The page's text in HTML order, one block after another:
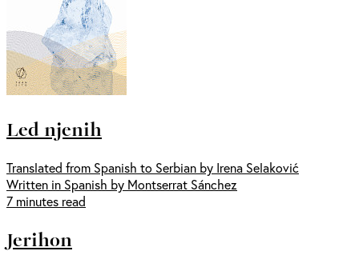
Led njenih
Translated from Spanish to Serbian by Irena Selaković
Written in Spanish by Montserrat Sánchez
7 minutes read
Jerihon